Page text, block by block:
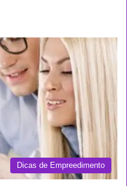
Dicas de Empreedimento